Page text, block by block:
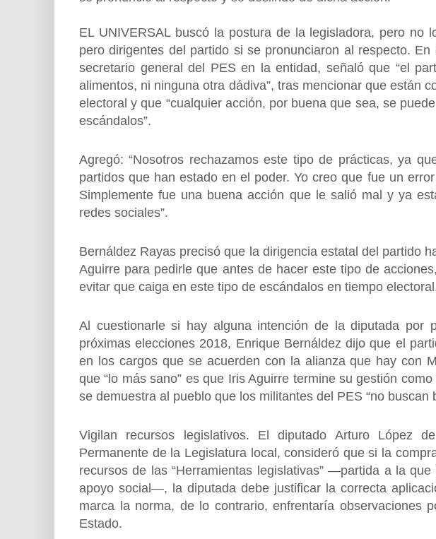
EL UNIVERSAL buscó la postura de la legisladora, pero no
pero dirigentes del partido si se pronunciaron al respecto.
secretario general del PES en la entidad, señaló que “el
alimentos, ni ninguna otra dádiva”, tras mencionar que están
electoral y que “cualquier acción, por buena que sea, se
escándalos”.
Agregó: “Nosotros rechazamos este tipo de prácticas, ya
partidos que han estado en el poder. Yo creo que fue un
Simplemente fue una buena acción que le salió mal y ya
redes sociales”.
Bernáldez Rayas precisó que la dirigencia estatal del partido
Aguirre para pedirle que antes de hacer este tipo de
evitar que caiga en este tipo de escándalos en tiempo
Al cuestionarle si hay alguna intención de la diputada por
próximas elecciones 2018, Enrique Bernáldez dijo que el
en los cargos que se acuerden con la alianza que hay con
que “lo más sano” es que Iris Aguirre termine su gestión
se demuestra al pueblo que los militantes del PES “no buscan
Vigilan recursos legislativos. El diputado Arturo López
Permanente de la Legislatura local, consideró que si la
recursos de las “Herramientas legislativas” —partida a la
apoyo social—, la diputada debe justificar la correcta
marca la norma, de lo contrario, enfrentaría observaciones
Estado.